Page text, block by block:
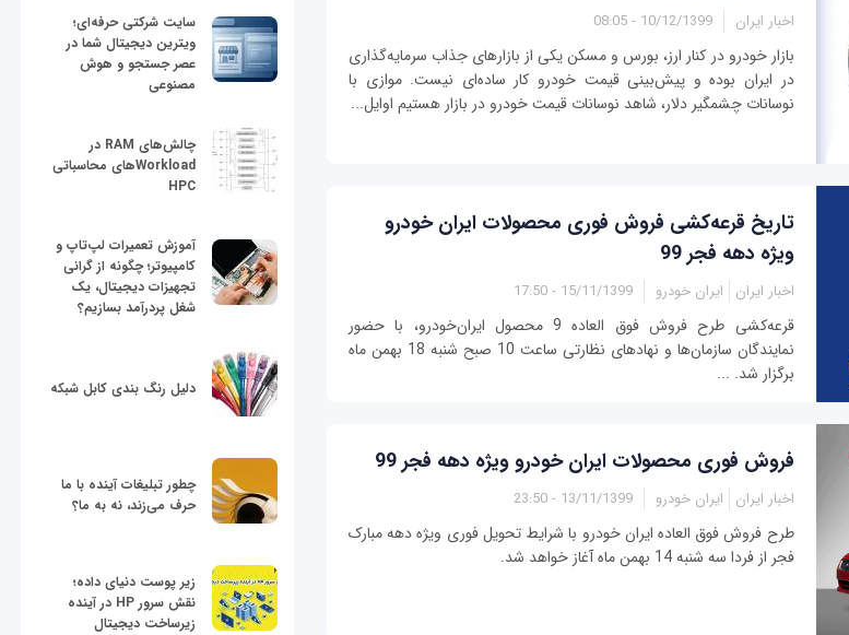
اخبار ایران 10/12/1399 - 08:05
بازار خودرو در کنار ارز، بورس و مسکن یکی از بازارهای جذاب سرمایه‌گذاری
در ایران بوده و پیش‌بینی قیمت خودرو کار ساده‌ای نیست. موازی با
نوسانات چشمگیر دلار، شاهد نوسانات قیمت خودرو در بازار هستیم اوایل...
تاریخ قرعه‌کشی فروش فوری محصولات ایران خودرو
ویژه دهه فجر 99
اخبار ایران ایران خودرو 15/11/1399 - 17:50
قرعه‌کشی طرح فروش فوق العاده 9 محصول ایران‌خودرو، با حضور
نمایندگان سازمان‌ها و نهاد‌های نظارتی ساعت 10 صبح شنبه 18 بهمن ماه
برگزار شد. ...
فروش فوری محصولات ایران خودرو ویژه دهه فجر 99
اخبار ایران ایران خودرو 13/11/1399 - 23:50
طرح فروش فوق العاده ایران خودرو با شرایط تحویل فوری ویژه دهه مبارک
فجر از فردا سه شنبه 14 بهمن ماه آغاز خواهد شد.
سایت شرکتی حرفه‌ای؛
ویترین دیجیتال شما در
عصر جستجو و هوش
مصنوعی
چالش‌های RAM در
Workloadهای محاسباتی
HPC
آموزش تعمیرات لپ‌تاپ و
کامپیوتر؛ چگونه از گرانی
تجهیزات دیجیتال، یک
شغل پردرآمد بسازیم؟
دلیل رنگ بندی کابل شبکه
چطور تبلیغات آینده با ما
حرف می‌زند، نه به ما؟
زیر پوست دنیای داده؛
نقش سرور HP در آینده
زیرساخت دیجیتال